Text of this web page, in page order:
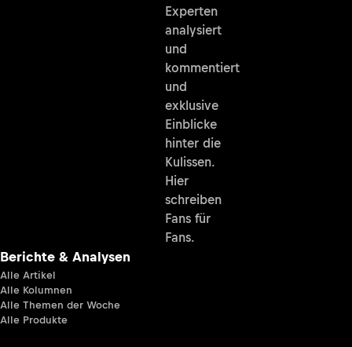
Experten
analysiert
und
kommentiert
und
exklusive
Einblicke
hinter die
Kulissen.
Hier
schreiben
Fans für
Fans.
Berichte & Analysen
Alle Artikel
Alle Kolumnen
Alle Themen der Woche
Alle Produkte